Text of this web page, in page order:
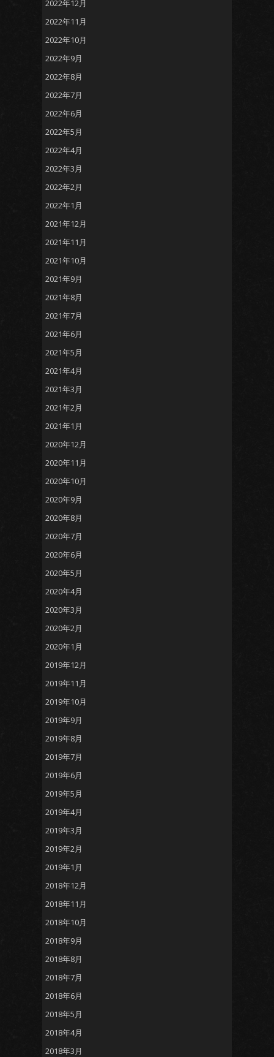
2022年12月
2022年11月
2022年10月
2022年9月
2022年8月
2022年7月
2022年6月
2022年5月
2022年4月
2022年3月
2022年2月
2022年1月
2021年12月
2021年11月
2021年10月
2021年9月
2021年8月
2021年7月
2021年6月
2021年5月
2021年4月
2021年3月
2021年2月
2021年1月
2020年12月
2020年11月
2020年10月
2020年9月
2020年8月
2020年7月
2020年6月
2020年5月
2020年4月
2020年3月
2020年2月
2020年1月
2019年12月
2019年11月
2019年10月
2019年9月
2019年8月
2019年7月
2019年6月
2019年5月
2019年4月
2019年3月
2019年2月
2019年1月
2018年12月
2018年11月
2018年10月
2018年9月
2018年8月
2018年7月
2018年6月
2018年5月
2018年4月
2018年3月